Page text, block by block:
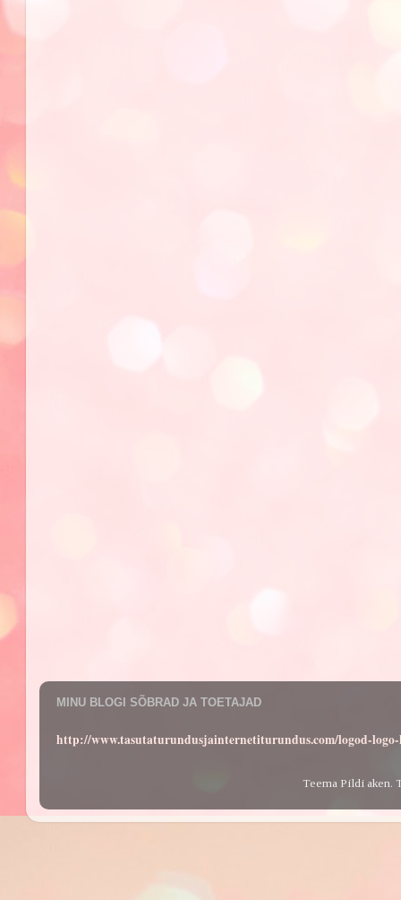
MINU BLOGI SÕBRAD JA TOETAJAD
http://www.tasutaturundusjainternetiturundus.com/logod-
Teema Pildi aken.